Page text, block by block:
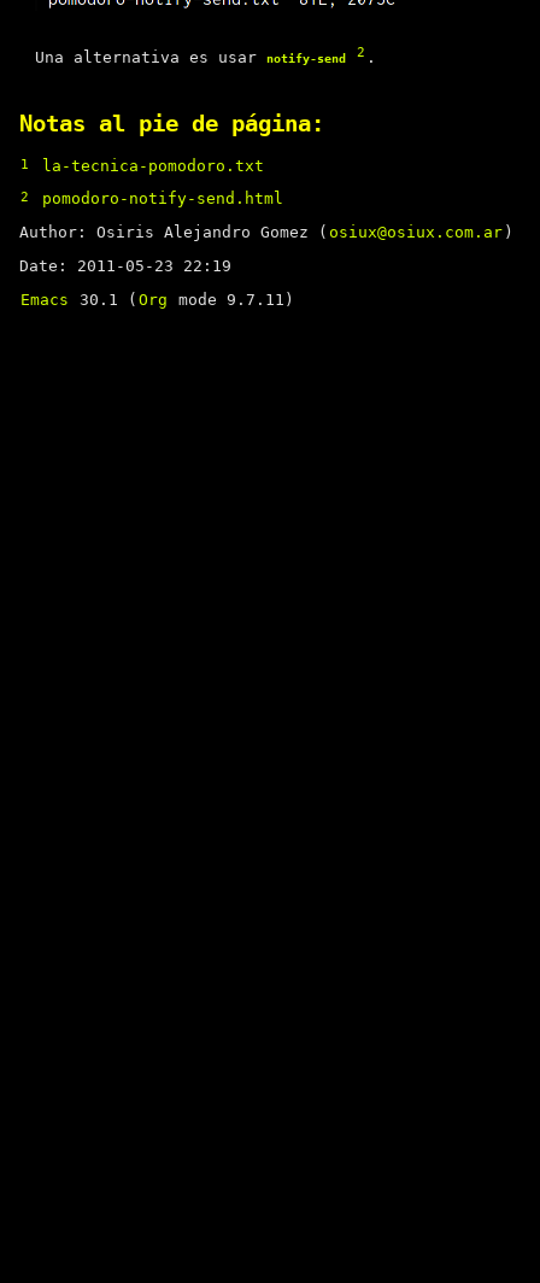
Una alternativa es usar notify-send 2 .
Notas al pie de página:
1 la-tecnica-pomodoro.txt
2
pomodoro-notify-send.html
Author: Osiris Alejandro Gomez ( osiux@osiux.com.ar )
Date: 2011-05-23 22:19
Emacs
30.1 ( Org mode 9.7.11)